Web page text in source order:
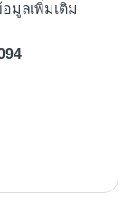
มูลเพิ่มเติม